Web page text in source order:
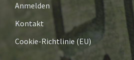
Anmelden
Kontakt
Cookie-Richtlinie (EU)